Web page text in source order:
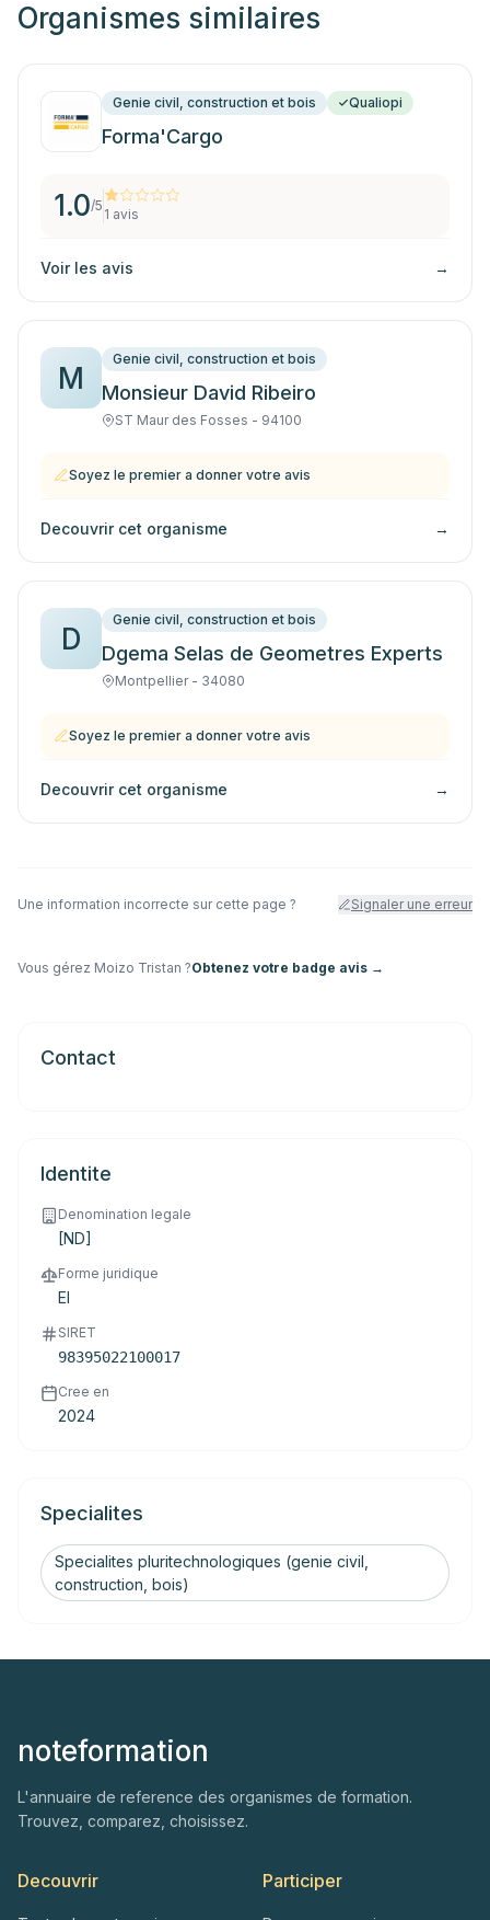
Organismes similaires
Genie civil, construction et bois Qualiopi
Forma'Cargo
1.0/5
1 avis
Voir les avis →
M
Genie civil, construction et bois
Monsieur David Ribeiro
ST Maur des Fosses - 94100
Soyez le premier a donner votre avis
Decouvrir cet organisme →
D
Genie civil, construction et bois
Dgema Selas de Geometres Experts
Montpellier - 34080
Soyez le premier a donner votre avis
Decouvrir cet organisme →
Une information incorrecte sur cette page ? Signaler une erreur
Vous gérez Moizo Tristan ?Obtenez votre badge avis →
Contact
Identite
Denomination legale
[ND]
Forme juridique
EI
SIRET
98395022100017
Cree en
2024
Specialites
Specialites pluritechnologiques (genie civil,
construction, bois)
noteformation
L'annuaire de reference des organismes de formation.
Trouvez, comparez, choisissez.
Decouvrir Participer